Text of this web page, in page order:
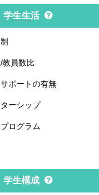
学生生活
教員数比
ポートの有無
ーシップ
ログラム
学生構成